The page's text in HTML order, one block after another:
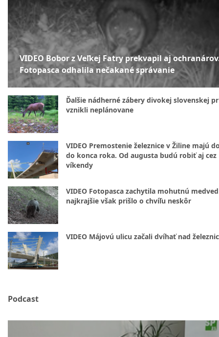
VIDEO Bobor z Veľkej Fatry prekvapil aj
Fotopasca odhalila nečakané správanie
Ďalšie nádherné zábery divokej slovenskej
vznikli neplánovane
VIDEO Premostenie železnice v Žiline majú
do konca roka. Od augusta budú robiť aj cez
víkendy
VIDEO Fotopasca zachytila mohutnú
najkrajšie však prišlo o chvíľu neskôr
VIDEO Májovú ulicu začali dvíhať nad
Podcast